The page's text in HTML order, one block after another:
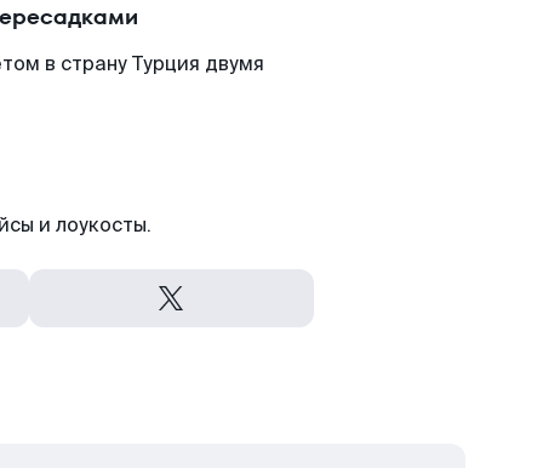
в страну Турция двумя
и лоукосты.